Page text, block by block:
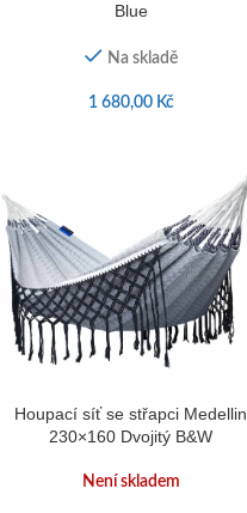
Blue
Na skladě
1 680,00 Kč
Houpací síť se střapci Medellin
230×160 Dvojitý B&W
Není skladem